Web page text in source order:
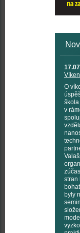
O
škola
v
stran
byly